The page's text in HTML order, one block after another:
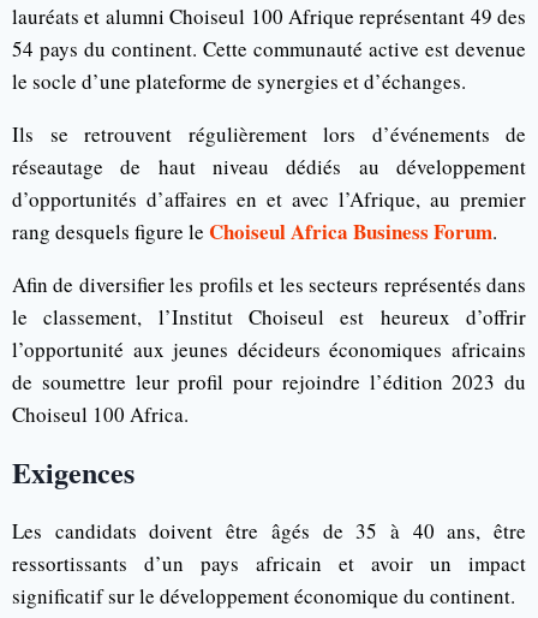
lauréats et alumni Choiseul 100 Afrique représentant 49 des
54 pays du continent. Cette communauté active est devenue
le socle d’une plateforme de synergies et d’échanges.
Ils se retrouvent régulièrement lors d’événements de
réseautage de haut niveau dédiés au développement
d’opportunités d’affaires en et avec l’Afrique, au premier
rang desquels figure le Choiseul Africa Business Forum.
Afin de diversifier les profils et les secteurs représentés dans
le classement, l’Institut Choiseul est heureux d’offrir
l’opportunité aux jeunes décideurs économiques africains
de soumettre leur profil pour rejoindre l’édition 2023 du
Choiseul 100 Africa.
Exigences
Les candidats doivent être âgés de 35 à 40 ans, être
ressortissants d’un pays africain et avoir un impact
significatif sur le développement économique du continent.